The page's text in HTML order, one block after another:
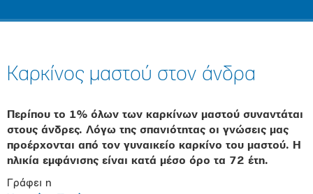
Καρκίνος µαστού στον άνδρα
Περίπου το 1% όλων των καρκίνων µαστού συναντάται
στους άνδρες. Λόγω της σπανιότητας οι γνώσεις µας
προέρχονται από τον γυναικείο καρκίνο του µαστού. Η
ηλικία εµφάνισης είναι κατά µέσο όρο τα 72 έτη.
Γράφει η